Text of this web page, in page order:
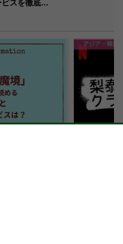
ビスを徹底…
アジア・韓国